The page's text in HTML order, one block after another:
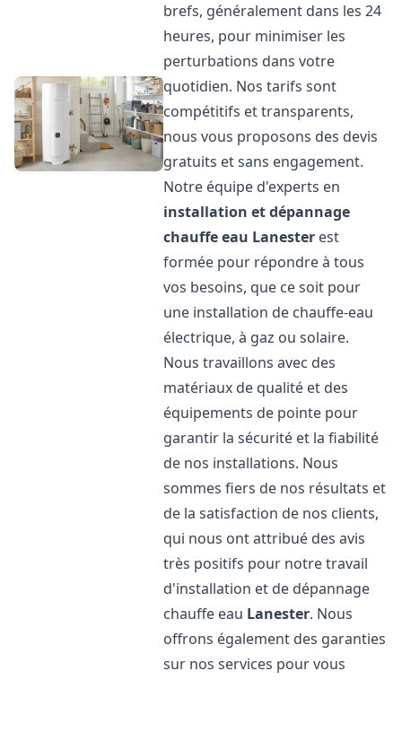
brefs, généralement dans les 24
heures, pour minimiser les
perturbations dans votre
quotidien. Nos tarifs sont
compétitifs et transparents,
nous vous proposons des devis
gratuits et sans engagement.
Notre équipe d'experts en
installation et dépannage
chauffe eau Lanester est
formée pour répondre à tous
vos besoins, que ce soit pour
une installation de chauffe-eau
électrique, à gaz ou solaire.
Nous travaillons avec des
matériaux de qualité et des
équipements de pointe pour
garantir la sécurité et la fiabilité
de nos installations. Nous
sommes fiers de nos résultats et
de la satisfaction de nos clients,
qui nous ont attribué des avis
très positifs pour notre travail
d'installation et de dépannage
chauffe eau Lanester. Nous
offrons également des garanties
sur nos services pour vous